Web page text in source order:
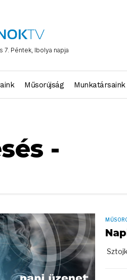
7. Péntek, Ibolya napja
Műsorújság Munkatársaink
-